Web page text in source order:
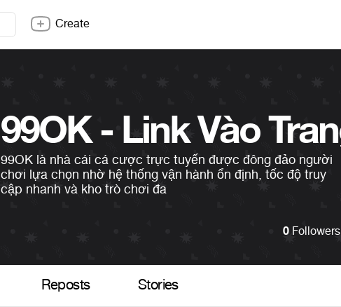
Create
99OK là nhà cái cá cược trực tuyến được đông đảo người
chơi lựa chọn nhờ hệ thống vận hành ổn định, tốc độ truy
cập nhanh và kho trò chơi đa
0 Followers
Reposts Stories